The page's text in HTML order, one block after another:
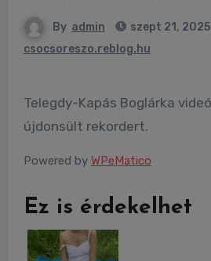
By admin
szept 21, 2025
csocsoreszo.reblog.hu
Telegdy-Kapás Boglárka videóval is meglepte az
újdonsült rekordert.
Powered by WPeMatico
Ez is érdekelhet